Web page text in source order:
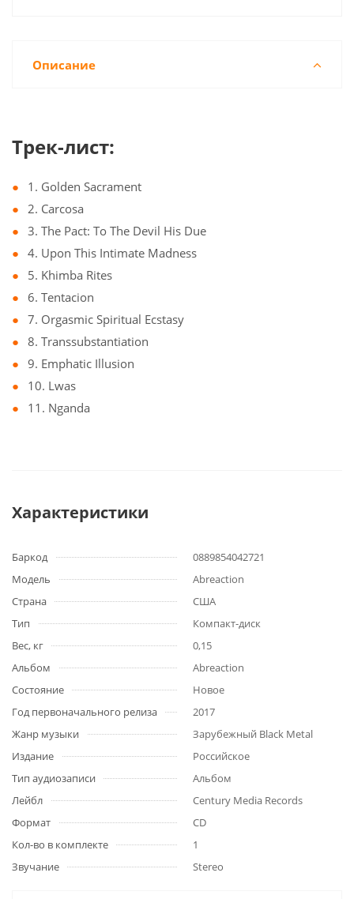
Описание
Трек-лист:
1. Golden Sacrament
2. Carcosa
3. The Pact: To The Devil His Due
4. Upon This Intimate Madness
5. Khimba Rites
6. Tentacion
7. Orgasmic Spiritual Ecstasy
8. Transsubstantiation
9. Emphatic Illusion
10. Lwas
11. Nganda
Характеристики
Баркод
0889854042721
Модель
Abreaction
Страна
США
Тип
Компакт-диск
Вес, кг
0,15
Альбом
Abreaction
Состояние
Новое
Год первоначального релиза
2017
Жанр музыки
Зарубежный Black Metal
Издание
Российское
Тип аудиозаписи
Альбом
Лейбл
Century Media Records
Формат
CD
Кол-во в комплекте
1
Звучание
Stereo